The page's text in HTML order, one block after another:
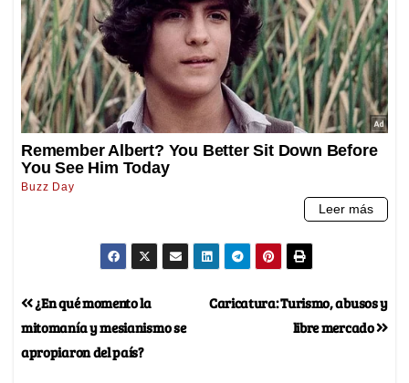
Caricatura: Turismo, abusos y
libre mercado
¿En qué momento la
mitomanía y mesianismo se
apropiaron del país?